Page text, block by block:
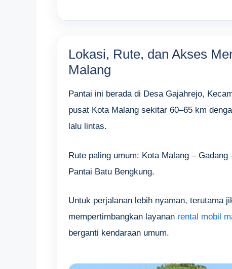
Lokasi, Rute, dan Akses
Malang
Pantai ini berada di Desa Gajahrejo,
pusat Kota Malang sekitar 60–65 km
lalu lintas.
Rute paling umum: Kota Malang –
Pantai Batu Bengkung.
Untuk perjalanan lebih nyaman, terutama
mempertimbangkan layanan rental mobil
berganti kendaraan umum.